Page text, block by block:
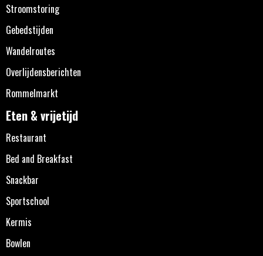
Stroomstoring
Gebedstijden
Wandelroutes
Overlijdensberichten
Rommelmarkt
Eten & vrijetijd
Restaurant
Bed and Breakfast
Snackbar
Sportschool
Kermis
Bowlen